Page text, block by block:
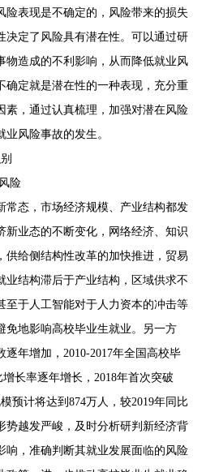
险表现是不确定的，风险带来的损失
决定了风险具有潜在性。可以通过研
物造成的不利影响，从而降低就业风
确定就是潜在性的一种表现，充分重
素，通过认真梳理，加强对潜在风险
风险事故的发生。
险
常态，市场经济规模、产业结构都发
新业态的不断变化，网络经济、知识
供给侧结构性改革的加快推进，贸易
业结构滞后于产业结构，区域供求不
至于人工智能对于人力资本的冲击等
免地影响高校毕业生就业。另一方
年增加，2010-2017年全国高校毕
长率逐年增长，2018年首次突破
预计将达到874万人，较2019年同比
势越发严峻，及时分析研判新经济背
响，准确判断其就业发展面临的风险